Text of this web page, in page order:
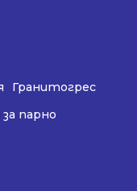
Гранитогрес
парно